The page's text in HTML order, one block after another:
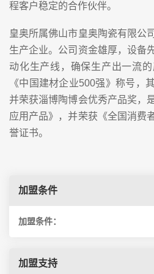
程客户稳定的合作伙伴。
皇奥所属佛山市皇奥陶瓷有限公
生产企业。公司资金雄厚，设备
动化生产线，确保生产出一流
《中国建材企业500强》称号，
并荣获淄博陶博会优秀产品奖，
应用产品》，并荣获《全国消费
誉证书。
加盟条件
加盟条件：
加盟支持